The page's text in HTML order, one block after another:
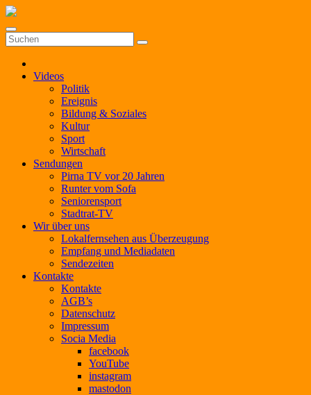
Zum
springen
Videos
Politik
Ereignis
Bildung & Soziales
Kultur
Sport
Wirtschaft
Sendungen
Pirna TV vor 20 Jahren
Runter vom Sofa
Seniorensport
Stadtrat-TV
Wir über uns
Lokalfernsehen aus Überzeugung
Empfang und Mediadaten
Sendezeiten
Kontakte
Kontakte
AGB’s
Datenschutz
Impressum
Socia Media
facebook
YouTube
instagram
mastodon